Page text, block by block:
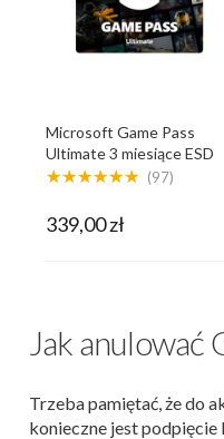
Microsoft Game Pass
Ultimate 3 miesiące ESD
★★★★★★ (97)
339,00 zł
Jak anulować
Trzeba pamiętać, że do
konieczne jest podpięcie